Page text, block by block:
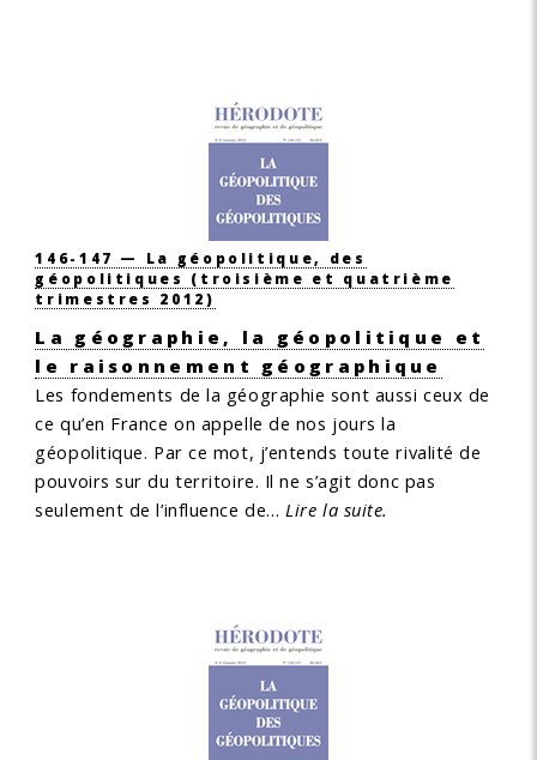
146-147 — La géopolitique, des
géopolitiques (troisième et quatrième
trimestres 2012)
La géographie, la géopolitique et
le raisonnement géographique
Les fondements de la géographie sont aussi ceux de
ce qu’en France on appelle de nos jours la
géopolitique. Par ce mot, j’entends toute rivalité de
pouvoirs sur du territoire. Il ne s’agit donc pas
seulement de l’influence de…Lire la suite.